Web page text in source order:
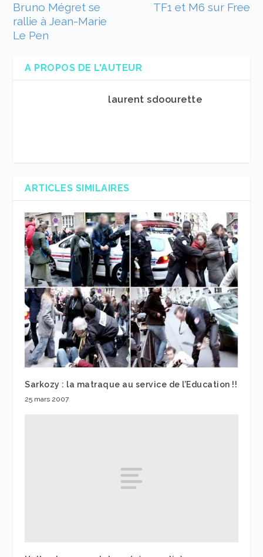
Bruno Mégret se
rallie à Jean-Marie
Le Pen
TF1 et M6 sur Free
A PROPOS DE L'AUTEUR
laurent sdoourette
ARTICLES SIMILAIRES
Sarkozy : la matraque au service de l’Education !!
25 mars 2007